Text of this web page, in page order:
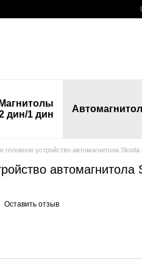
Магнитолы
дин/1 дин
головное устройство автомагнитола Skoda
автомагнитола
Оставить отзыв